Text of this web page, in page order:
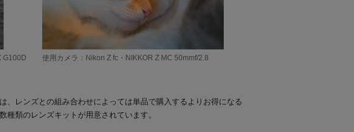
G100D 使用カメラ：Nikon Z fc・NIKKOR Z MC 50mmf/2.8
、レンズとの組み合わせによっては単品で購入するよりお得になる
類のレンズキットが用意されています。